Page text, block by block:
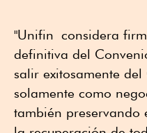
"Unifin considera
definitiva del
salir exitosamente
solamente como
también preservando